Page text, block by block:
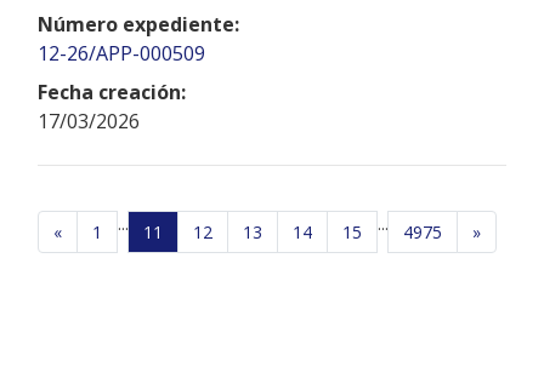
Número expediente:
12-26/APP-000509
Fecha creación:
17/03/2026
« 1 ... 11 12 13 14 15 ... 4975 »